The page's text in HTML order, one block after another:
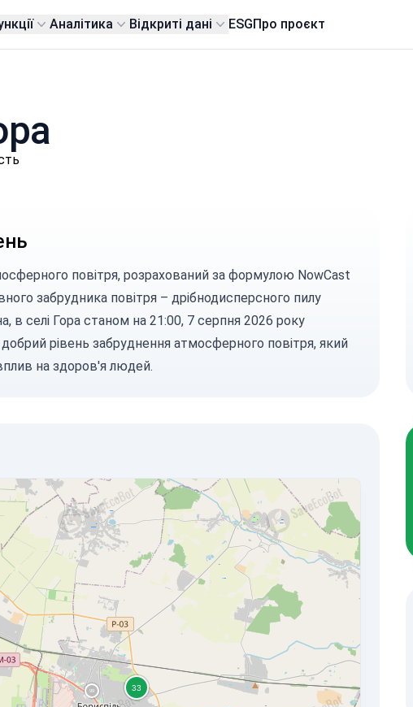
Аналітика Відкриті дані ESGПро проєкт
повітря, розрахований за формулою NowCast
забрудника повітря – дрібнодисперсного пилу
в селі Гора станом на 21:00, 7 серпня 2026 року
рівень забруднення атмосферного повітря, який
на здоров'я людей.